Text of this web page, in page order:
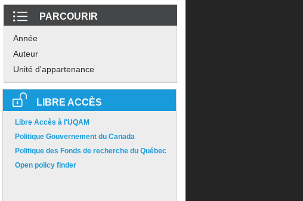
PARCOURIR
Année
Auteur
Unité d'appartenance
LIBRE ACCÈS
Libre Accès à l'UQAM
Politique Gouvernement du Canada
Politique des Fonds de recherche du Québec
Open policy finder